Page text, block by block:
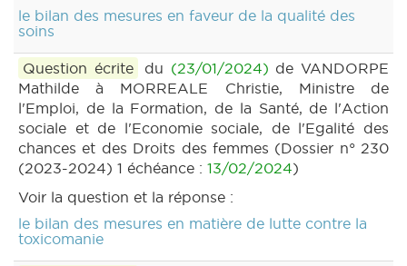
le bilan des mesures en faveur de la qualité des
soins
Question écrite du (23/01/2024) de VANDORPE
Mathilde à MORREALE Christie, Ministre de
l'Emploi, de la Formation, de la Santé, de l'Action
sociale et de l'Economie sociale, de l'Egalité des
chances et des Droits des femmes (Dossier n° 230
(2023-2024) 1 échéance : 13/02/2024)
Voir la question et la réponse :
le bilan des mesures en matière de lutte contre la
toxicomanie